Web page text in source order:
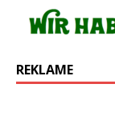
REKLAME